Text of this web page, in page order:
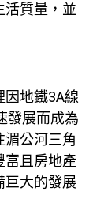
活質量，並
地鐵3A線
發展而成為
湄公河三角
富且房地產
巨大的發展